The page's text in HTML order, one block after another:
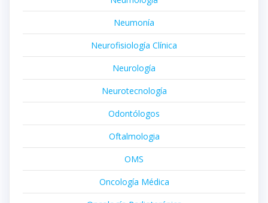
Neumonía
Neurofisiología Clínica
Neurología
Neurotecnología
Odontólogos
Oftalmologia
OMS
Oncología Médica